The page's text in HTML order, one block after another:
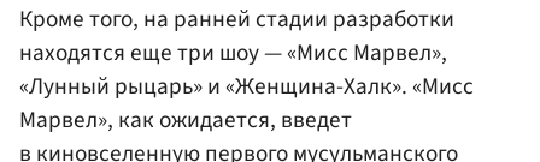
Кроме того, на ранней стадии разработки
находятся еще три шоу — «Мисс Марвел»,
«Лунный рыцарь» и «Женщина-Халк». «Мисс
Марвел», как ожидается, введет
в киновселенную первого мусульманского